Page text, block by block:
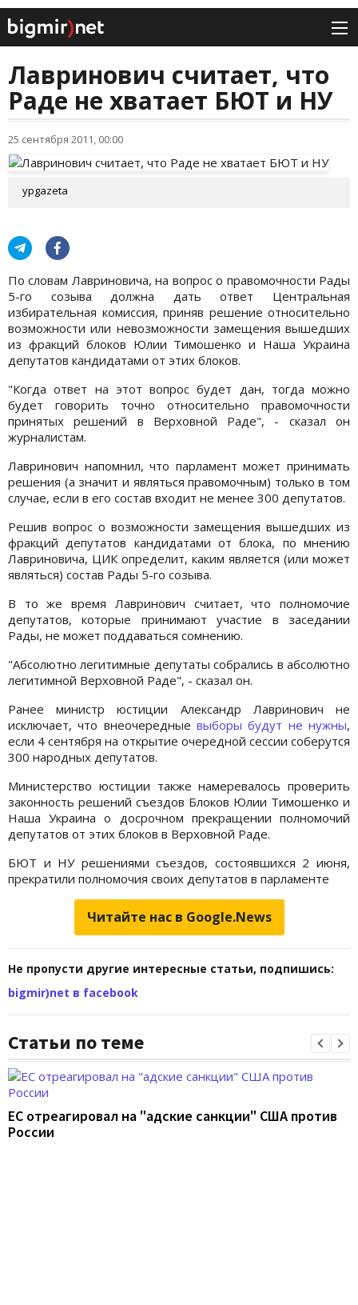
Лавринович считает, что
Раде не хватает БЮТ и НУ
25 сентября 2011, 00:00
ypgazeta
По словам Лавриновича, на вопрос о правомочности Рады
5-го созыва должна дать ответ Центральная
избирательная комиссия, приняв решение относительно
возможности или невозможности замещения вышедших
из фракций блоков Юлии Тимошенко и Наша Украина
депутатов кандидатами от этих блоков.
"Когда ответ на этот вопрос будет дан, тогда можно
будет говорить точно относительно правомочности
принятых решений в Верховной Раде", - сказал он
журналистам.
Лавринович напомнил, что парламент может принимать
решения (а значит и являться правомочным) только в том
случае, если в его состав входит не менее 300 депутатов.
Решив вопрос о возможности замещения вышедших из
фракций депутатов кандидатами от блока, по мнению
Лавриновича, ЦИК определит, каким является (или может
являться) состав Рады 5-го созыва.
В то же время Лавринович считает, что полномочие
депутатов, которые принимают участие в заседании
Рады, не может поддаваться сомнению.
"Абсолютно легитимные депутаты собрались в абсолютно
легитимной Верховной Раде", - сказал он.
Ранее министр юстиции Александр Лавринович не
исключает, что внеочередные выборы будут не нужны,
если 4 сентября на открытие очередной сессии соберутся
300 народных депутатов.
Министерство юстиции также намеревалось проверить
законность решений съездов Блоков Юлии Тимошенко и
Наша Украина о досрочном прекращении полномочий
депутатов от этих блоков в Верховной Раде.
БЮТ и НУ решениями съездов, состоявшихся 2 июня,
прекратили полномочия своих депутатов в парламенте
Читайте нас в Google.News
Не пропусти другие интересные статьи, подпишись:
bigmir)net в facebook
Статьи по теме
ЕС отреагировал на "адские санкции" США против
России